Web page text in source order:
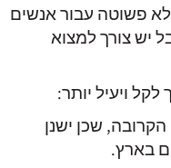
פשוטה עבור אנשים
יש צורך למצוא
ויעיל יותר:
שכן ישנן
בארץ.